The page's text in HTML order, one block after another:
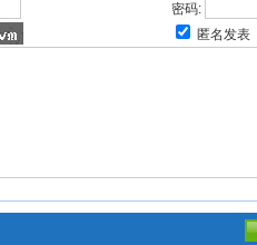
密码:
匿名发表